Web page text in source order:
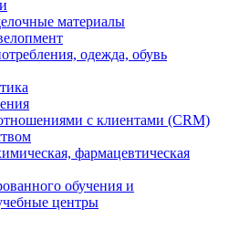
материалы
одежда, обувь
с клиентами (CRM)
фармацевтическая
обучения и
центры